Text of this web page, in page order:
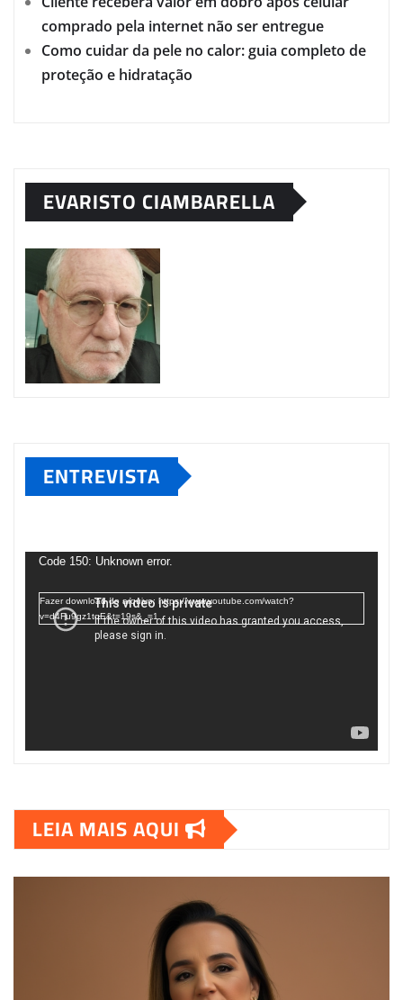
comprado pela internet não ser entregue
Como cuidar da pele no calor: guia completo de
proteção e hidratação
EVARISTO CIAMBARELLA
ENTREVISTA
deCode 150: Unknown error.
Fazer download do arquivo: https://www.youtube.com/watch?
v=d4Fu9gz1tqE&t=19s&_=1
LEIA MAIS AQUI